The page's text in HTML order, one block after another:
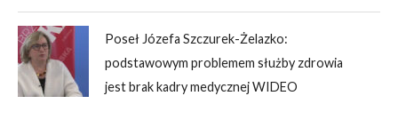
Poseł Józefa Szczurek-Żelazko:
podstawowym problemem służby zdrowia
jest brak kadry medycznej WIDEO